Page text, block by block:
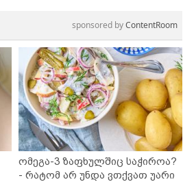
sponsored byContentRoom
ომეგა-3 ზაფხულშიც საჭიროა?
- რატომ არ უნდა ვთქვათ უარი